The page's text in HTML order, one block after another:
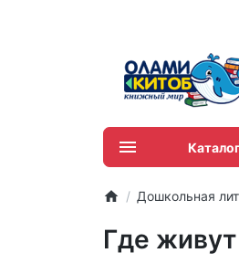
Каталог
Дошкольная
Где